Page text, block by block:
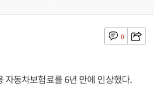
0
자동차보험료를 6년 만에 인상했다.